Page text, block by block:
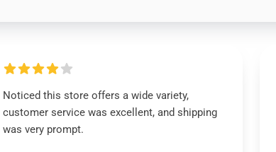
Noticed this store offers a wide variety,
customer service was excellent, and shipping
was very prompt.